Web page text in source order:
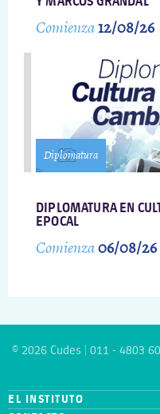
Comienza12/08/26
Diplomatura
DIPLOMATURA EN
EPOCAL
Comienza06/08/26
© 2026 Cudes | 011 - 4803
EL INSTITUTO